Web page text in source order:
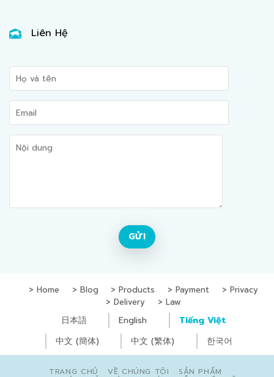
Liên Hệ
Home Blog Products Payment
Privacy
Delivery
Law
日本語 English
Tiếng Việt
中文 (簡体)
中文 (繁体) 한국어
TRANG CHỦ VỀ CHÚNG TÔI SẢN PHẨM